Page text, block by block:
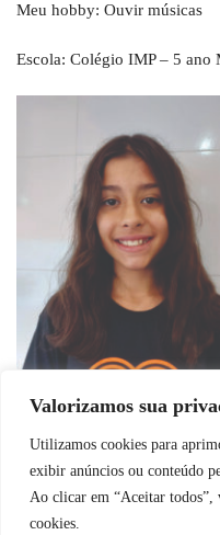
Valorizamos sua
Utilizamos cookies para
exibir anúncios ou conteúdo
Ao clicar em “Aceitar todos”,
cookies.
Meu hobby: Ouvir músicas
Escola: Colégio IMP – 5 ano